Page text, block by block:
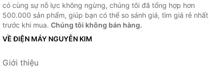
có cùng sự nỗ lực không ngừng, chúng tôi đã tổng hợp hơn
500.000 sản phẩm, giúp bạn có thể so sánh giá, tìm giá rẻ nhất
trước khi mua. Chúng tôi không bán hàng.
VỀ ĐIỆN MÁY NGUYỄN KIM
Giới thiệu